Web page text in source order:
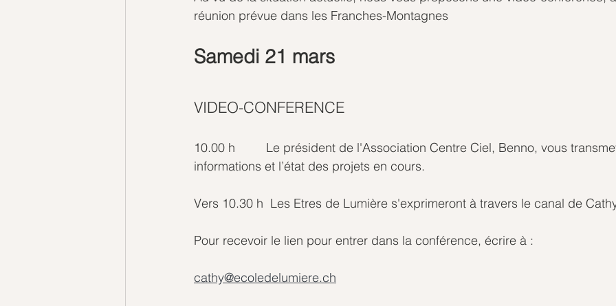
réunion prévue dans les Franches-Montagnes
Samedi 21 mars
VIDEO-CONFERENCE
10.00 h         Le président de l'Association Centre Ciel, Benno, vous
informations et l’état des projets en cours.
Vers 10.30 h  Les Etres de Lumière s'exprimeront à travers le canal de
Pour recevoir le lien pour entrer dans la conférence, écrire à :
cathy@ecoledelumiere.ch